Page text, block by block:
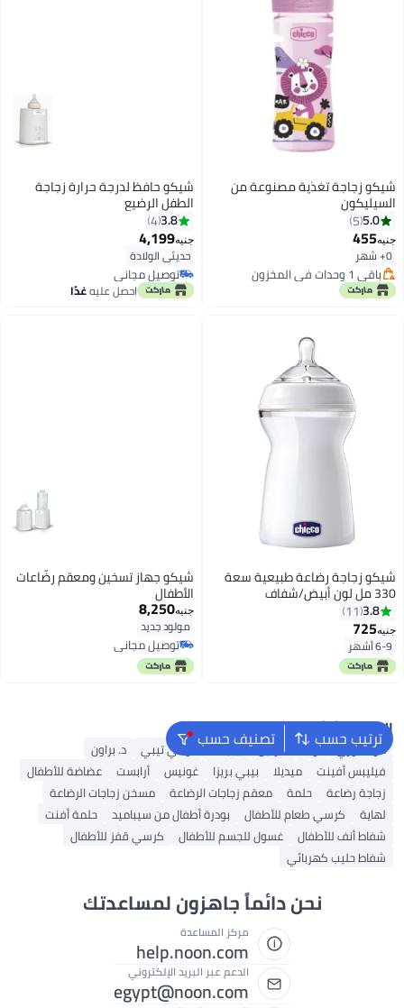
شيكو زجاجة تغذية مصنوعة من
السيليكون
5.0
5
جنيه455
0+ شهر
باقي 1 وحدات في المخزون
باقي 1 وحدات في المخزون
شيكو حافظ لدرجة حرارة زجاجة
الطفل الرضيع
3.8
4
جنيه4,199
حديثي الولادة
توصيل مجاني
توصيل مجانياحصل عليهغدًا
شيكو زجاجة رضاعة طبيعية سعة
330 مل لون أبيض/شفاف
3.8
11
جنيه725
6-9 أشهر
شيكو جهاز تسخين ومعقم رضّاعات
الأطفال
جنيه8,250
مولود جديد
توصيل مجاني
توصيل مجاني
ترتيب حسب تصنيف حسب البحث الشائع
مومكوزي نوك فارلين بيبيلاند تومي تيبي
د. براون
فيليبس أفينت
ميديلا بيبي بريزا غونيس أرابست
عضاضة للأطفال
زجاجة رضاعة
حلمة معقم زجاجات الرضاعة
مسخن زجاجات الرضاعة
لهاية
كرسي طعام للأطفال بودرة أطفال من سيباميد
حلمة أفنت
شفاط أنف للأطفال
غسول للجسم للأطفال
كرسي قفز للأطفال
شفاط حليب كهربائي
نحن دائماً جاهزون لمساعدتك
مركز المساعدة
help.noon.com
الدعم عبر البريد الإلكتروني
egypt@noon.com